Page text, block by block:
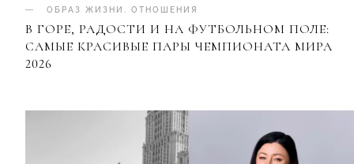
ОБРАЗ ЖИЗНИ ОТНОШЕНИЯ
В ГОРЕ, РАДОСТИ И НА ФУТБОЛЬНОМ ПОЛЕ:
САМЫЕ КРАСИВЫЕ ПАРЫ ЧЕМПИОНАТА МИРА
2026